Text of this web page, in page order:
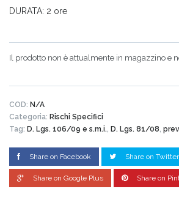
DURATA: 2 ore
Il prodotto non è attualmente in magazzino e
COD: N/A
Categoria: Rischi Specifici
Tag: D. Lgs. 106/09 e s.m.i., D. Lgs. 81/08,
Share on Facebook Share on Twitter
Share on Google Plus Share on